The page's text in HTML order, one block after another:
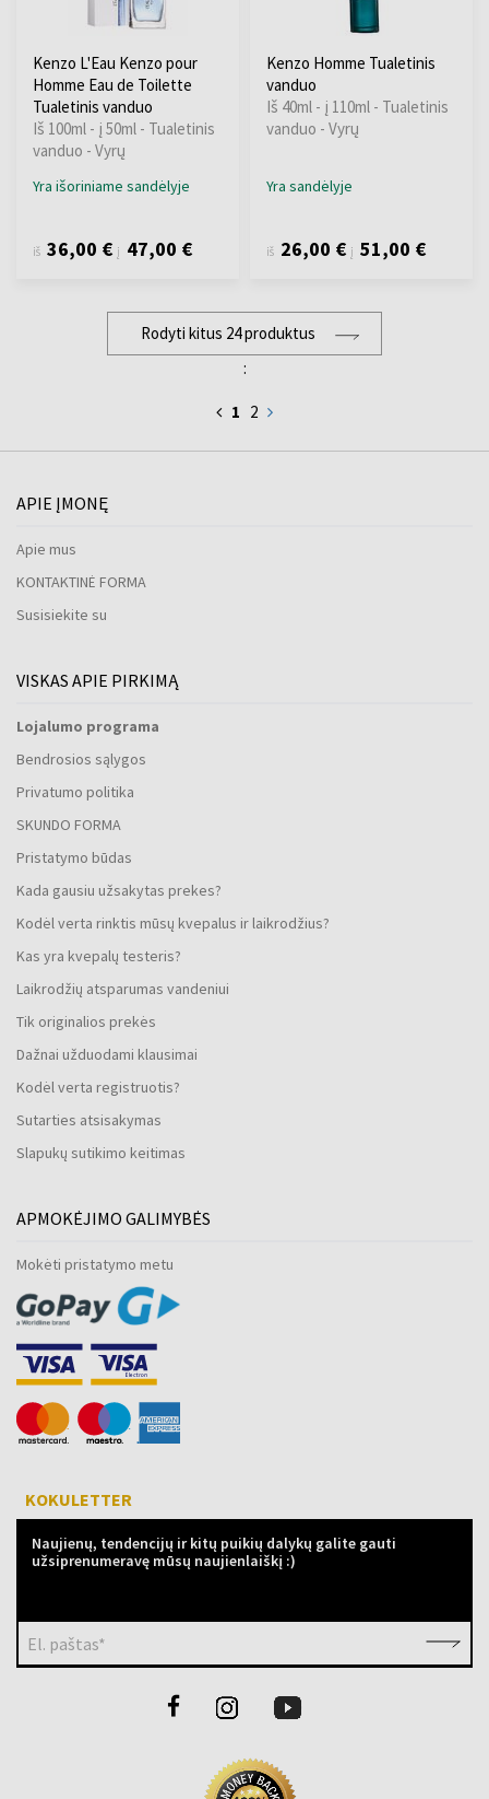
Kenzo L'Eau Kenzo pour
Homme Eau de Toilette
Tualetinis vanduo
Iš 100ml - į 50ml - Tualetinis
vanduo - Vyrų
Yra išoriniame sandėlyje
iš 36,00 € į 47,00 €
Kenzo Homme Tualetinis
vanduo
Iš 40ml - į 110ml - Tualetinis
vanduo - Vyrų
Yra sandėlyje
iš 26,00 € į 51,00 €
Rodyti kitus 24 produktus
:
1 2
APIE ĮMONĘ
Apie mus
KONTAKTINĖ FORMA
Susisiekite su
VISKAS APIE PIRKIMĄ
Lojalumo programa
Bendrosios sąlygos
Privatumo politika
SKUNDO FORMA
Pristatymo būdas
Kada gausiu užsakytas prekes?
Kodėl verta rinktis mūsų kvepalus ir laikrodžius?
Kas yra kvepalų testeris?
Laikrodžių atsparumas vandeniui
Tik originalios prekės
Dažnai užduodami klausimai
Kodėl verta registruotis?
Sutarties atsisakymas
Slapukų sutikimo keitimas
APMOKĖJIMO GALIMYBĖS
Mokėti pristatymo metu
KOKULETTER
Naujienų, tendencijų ir kitų puikių dalykų galite gauti
užsiprenumeravę mūsų naujienlaiškį :)
El. paštas*